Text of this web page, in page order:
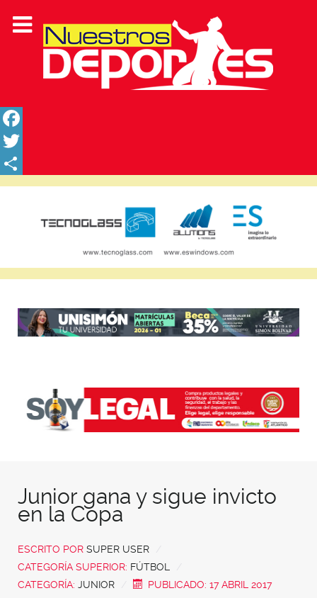
Facebook
Twitter
Share
Junior gana y sigue invicto
en la Copa
ESCRITO POR SUPER USER
CATEGORÍA SUPERIOR: FÚTBOL
CATEGORÍA: JUNIOR PUBLICADO: 17 ABRIL 2017